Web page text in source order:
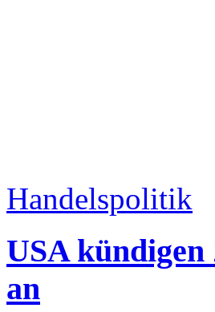
Handelspolitik
USA
an